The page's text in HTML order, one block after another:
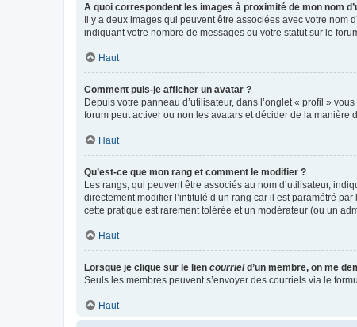
A quoi correspondent les images à proximité de mon nom
Il y a deux images qui peuvent être associées avec votre nom
indiquant votre nombre de messages ou votre statut sur le
Haut
Comment puis-je afficher un avatar ?
Depuis votre panneau d’utilisateur, dans l’onglet « profil »
forum peut activer ou non les avatars et décider de la manière
Haut
Qu’est-ce que mon rang et comment le modifier ?
Les rangs, qui peuvent être associés au nom d’utilisateur,
directement modifier l’intitulé d’un rang car il est paramétré
cette pratique est rarement tolérée et un modérateur (ou un
Haut
Lorsque je clique sur le lien courrield’un membre, on me
Seuls les membres peuvent s’envoyer des courriels via le
Haut